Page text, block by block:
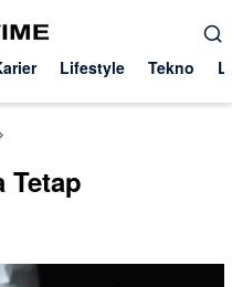
Lifestyle Tekno
Tetap